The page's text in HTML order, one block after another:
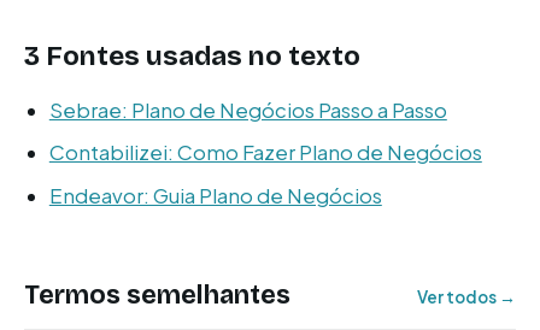
3 Fontes usadas no texto
Sebrae: Plano de Negócios Passo a Passo
Contabilizei: Como Fazer Plano de Negócios
Endeavor: Guia Plano de Negócios
Termos semelhantes Ver todos →